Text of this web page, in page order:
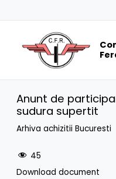
Anunt de
sudura supertit
Arhiva achizitii Bucuresti
45
Download document